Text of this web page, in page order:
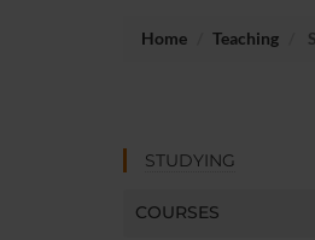
Home Teaching
STUDYING
COURSES